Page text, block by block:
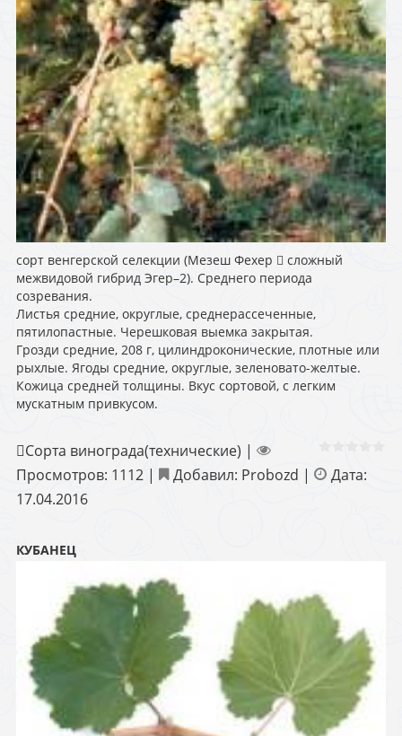
сорт венгерской селекции (Мезеш Фехер  сложный
межвидовой гибрид Эгер–2). Среднего периода
созревания.
Листья средние, округлые, среднерассеченные,
пятилопастные. Черешковая выемка закрытая.
Грозди средние, 208 г, цилиндроконические, плотные или
рыхлые. Ягоды средние, округлые, зеленовато-желтые.
Кожица средней толщины. Вкус сортовой, с легким
мускатным привкусом.
Сорта винограда(технические) |
Просмотров: 1112 | Добавил: Probozd |
Дата:
17.04.2016
КУБАНЕЦ